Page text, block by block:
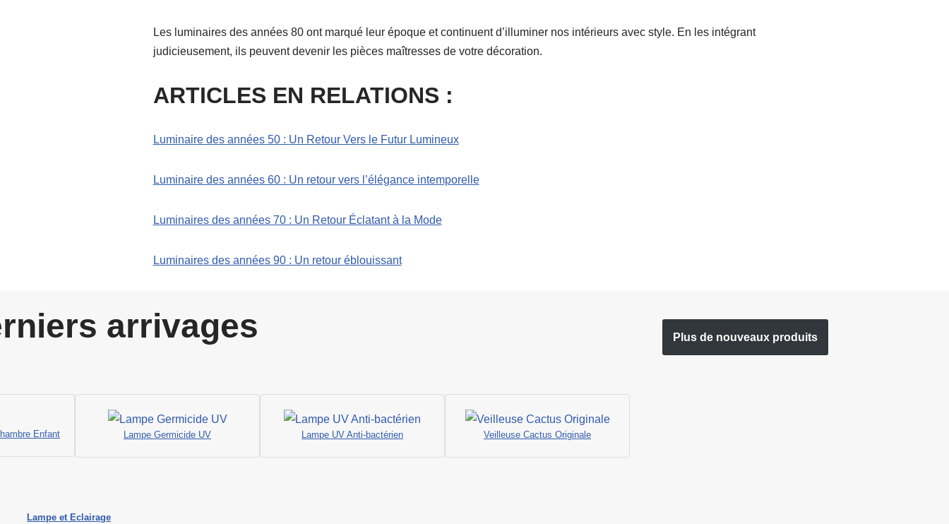
Les luminaires des années 80 ont marqué leur époque et continuent d’illuminer nos intérieurs avec style. En les intégrant
judicieusement, ils peuvent devenir les pièces maîtresses de votre décoration.
ARTICLES EN RELATIONS :
Luminaire des années 50 : Un Retour Vers le Futur Lumineux
Luminaire des années 60 : Un retour vers l’élégance intemporelle
Luminaires des années 70 : Un Retour Éclatant à la Mode
Luminaires des années 90 : Un retour éblouissant
arrivages Plus de nouveaux produits
Enfant Lampe Germicide UV Lampe UV Anti-bactérien Veilleuse Cactus Originale
Lampe et Eclairage